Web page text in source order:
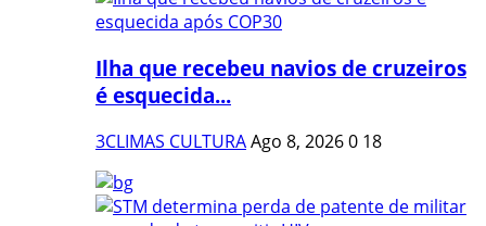
Ilha que recebeu navios de cruzeiros
é esquecida...
3CLIMAS CULTURAAgo 8, 20260 18